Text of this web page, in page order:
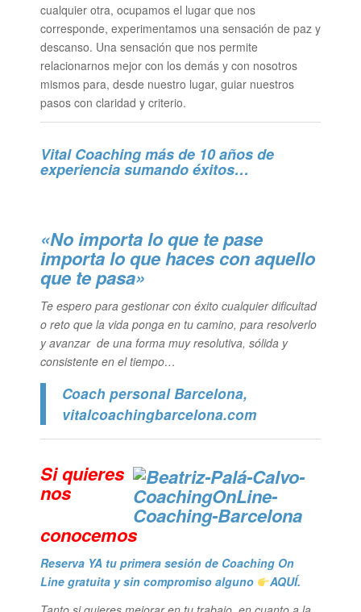
cualquier otra, ocupamos el lugar que nos
corresponde, experimentamos una sensación de paz y
descanso. Una sensación que nos permite
relacionarnos mejor con los demás y con nosotros
mismos para, desde nuestro lugar, guiar nuestros
pasos con claridad y criterio.
Vital Coaching más de 10 años de
experiencia sumando éxitos…
«No importa lo que te pase
importa lo que haces con aquello
que te pasa»
Te espero para gestionar con éxito cualquier dificultad
o reto que la vida ponga en tu camino, para resolverlo
y avanzar de una forma muy resolutiva, sólida y
consistente en el tiempo…
Coach personal Barcelona,
vitalcoachingbarcelona.com
Si quieres
nos
conocemos
Reserva YA tu primera sesión de Coaching On
Line gratuita y sin compromiso alguno
AQUÍ.